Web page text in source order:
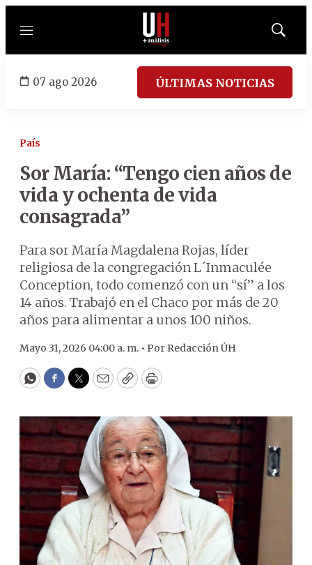
Menú
Mostrar
07 ago 2026 ÚLTIMAS NOTICIAS
País
Sor María: “Tengo cien años de
vida y ochenta de vida
consagrada”
Para sor María Magdalena Rojas, líder
religiosa de la congregación L´Inmaculée
Conception, todo comenzó con un “sí” a los
14 años. Trabajó en el Chaco por más de 20
años para alimentar a unos 100 niños.
Mayo 31, 2026 04:00 a. m. • Por Redacción ÚH
WhatsApp
Facebook
Twitter
EmailCopyPrint